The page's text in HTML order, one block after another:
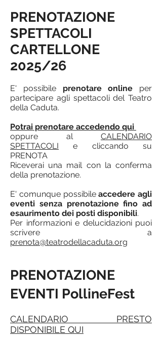
PRENOTAZIONE
SPETTACOLI
CARTELLONE
2025/26
E' possibile prenotare online per
partecipare agli spettacoli del Teatro
della Caduta.
Potrai prenotare accedendo qui
oppure al CALENDARIO
SPETTACOLI e cliccando su
PRENOTA
Riceverai una mail con la conferma
della prenotazione.
E' comunque possibileaccedere agli
eventi senza prenotazione fino ad
esaurimento dei posti disponibili.
Per informazioni e delucidazioni puoi
scrivere a
prenota@teatrodellacaduta.org
PRENOTAZIONE
EVENTI PollineFest
CALENDARIO PRESTO
DISPONIBILE QUI